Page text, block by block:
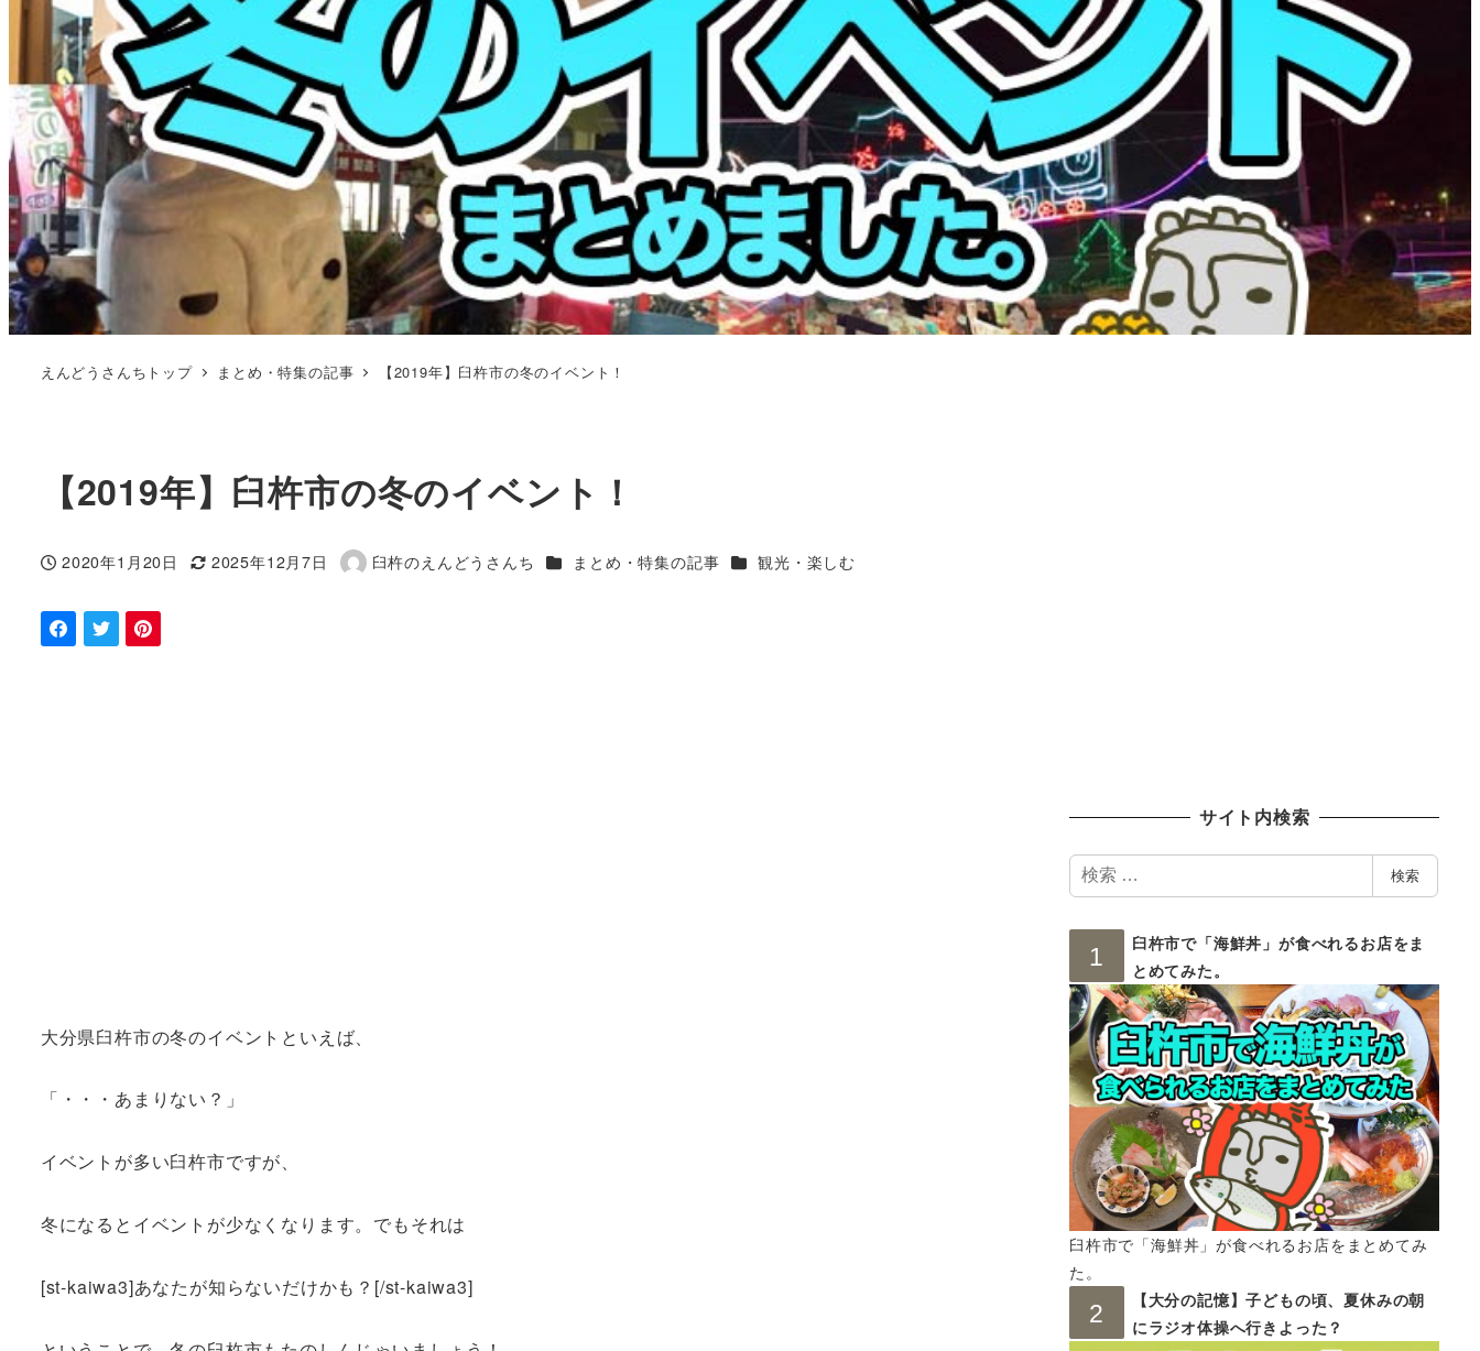
えんどうさんちトップ まとめ・特集の記事 【2019年】臼杵市の冬のイベント！
【2019年】臼杵市の冬のイベント！
投稿日
2020年1月20日
更新日
2025年12月7日
著
臼杵のえんどうさんち カテゴリー
まとめ・特集の記事 カテゴリー
観光・楽しむ
大分県臼杵市の冬のイベントといえば、
「・・・あまりない？」
イベントが多い臼杵市ですが、
冬になるとイベントが少なくなります。でもそれは
[st-kaiwa3]あなたが知らないだけかも？[/st-kaiwa3]
サイト内検索
検
索
検索
臼杵市で「海鮮丼」が食べれるお店をま
とめてみた。
臼杵市で「海鮮丼」が食べれるお店をまとめてみ
た。
【大分の記憶】子どもの頃、夏休みの朝
にラジオ体操へ行きよった？